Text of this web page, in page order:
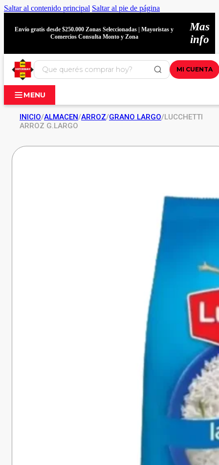
Saltar al contenido principal Saltar al pie de página
Envío gratis desde $250.000 Zonas Seleccionadas | Mayoristas y
Comercios Consulta Monto y Zona
Mas
info
MI CUENTA
MENU
INICIO/ALMACEN/ARROZ/GRANO LARGO/LUCCHETTI
ARROZ G.LARGO